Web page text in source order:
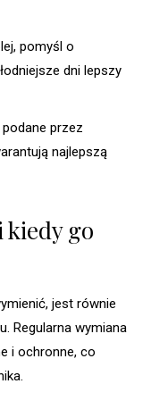
pomyśl o
dni lepszy
przez
najlepszą
go
jest równie
Regularna wymiana
i ochronne, co